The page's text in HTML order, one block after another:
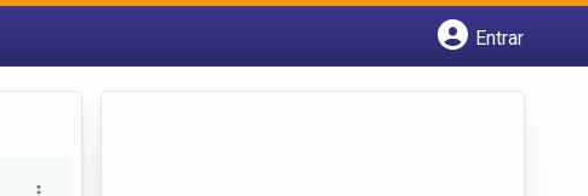
Entrar